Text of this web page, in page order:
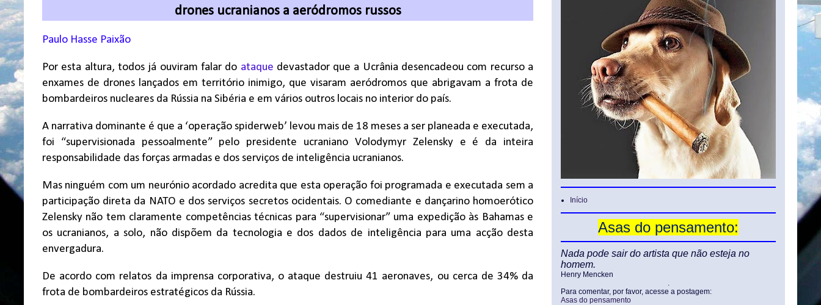
drones ucranianos a aeródromos russos
Paulo Hasse Paixão
Por esta altura, todos já ouviram falar do ataque devastador que a Ucrânia desencadeou com recurso a
enxames de drones lançados em território inimigo, que visaram aeródromos que abrigavam a frota de
bombardeiros nucleares da Rússia na Sibéria e em vários outros locais no interior do país.
A narrativa dominante é que a ‘operação spiderweb’ levou mais de 18 meses a ser planeada e executada,
foi “supervisionada pessoalmente” pelo presidente ucraniano Volodymyr Zelensky e é da inteira
responsabilidade das forças armadas e dos serviços de inteligência ucranianos.
Mas ninguém com um neurónio acordado acredita que esta operação foi programada e executada sem a
participação direta da NATO e dos serviços secretos ocidentais. O comediante e dançarino homoerótico
Zelensky não tem claramente competências técnicas para “supervisionar” uma expedição às Bahamas e
os ucranianos, a solo, não dispõem da tecnologia e dos dados de inteligência para uma acção desta
envergadura.
De acordo com relatos da imprensa corporativa, o ataque destruiu 41 aeronaves, ou cerca de 34% da
frota de bombardeiros estratégicos da Rússia.
Início
Asas do pensamento:
Nada pode sair do artista que não esteja no
homem.
Henry Mencken
.
Para comentar, por favor, acesse a postagem:
Asas do pensamento